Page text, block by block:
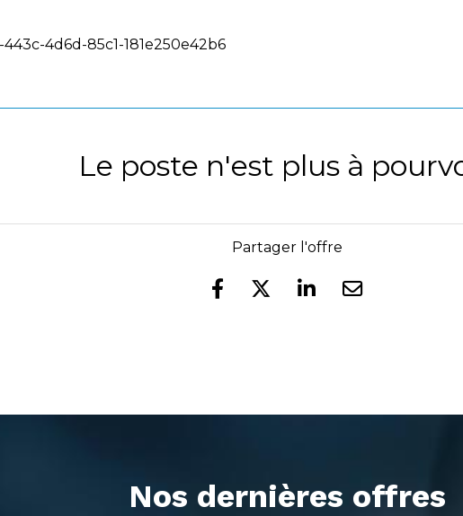
4d6d-85c1-181e250e42b6
Le poste n'est plus à
Partager l'offre
Nos dernières offres